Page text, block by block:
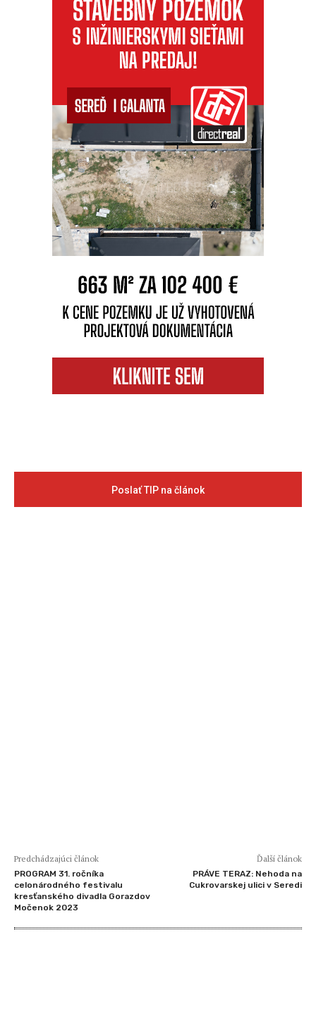
Poslať TIP na článok
Predchádzajúci článok
PROGRAM 31. ročníka
celonárodného festivalu
kresťanského divadla Gorazdov
Močenok 2023
Ďalší článok
PRÁVE TERAZ: Nehoda na
Cukrovarskej ulici v Seredi